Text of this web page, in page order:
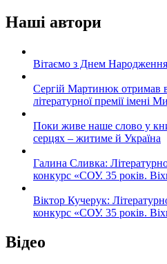
Наші автори
Вітаємо з Днем
Сергій Мартинюк отримав
літературної премії імені
Поки живе наше слово у
серцях – житиме й Україна
Галина Сливка:
конкурс «СОУ. 35 років. Віхи
Віктор Кучерук:
конкурс «СОУ. 35 років. Віхи
Відео